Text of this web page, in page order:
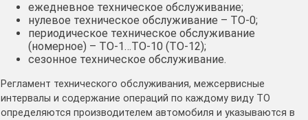
ежедневное техническое обслуживание;
нулевое техническое обслуживание – ТО-0;
периодическое техническое обслуживание
(номерное) – ТО-1…ТО-10 (ТО-12);
сезонное техническое обслуживание.
Регламент технического обслуживания, межсервисные
интервалы и содержание операций по каждому виду ТО
определяются производителем автомобиля и указываются в